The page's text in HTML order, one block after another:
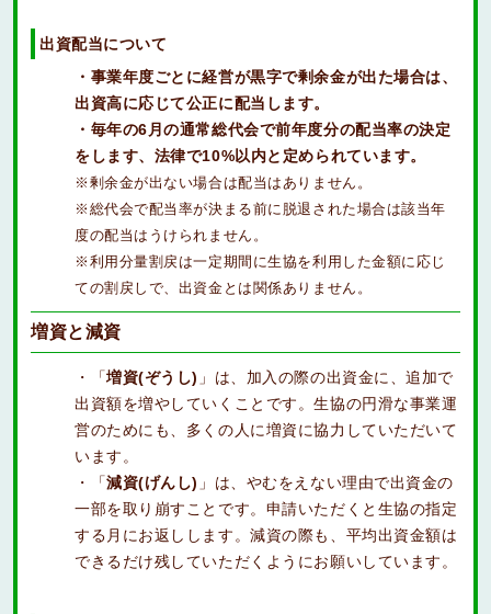
出資配当について
・事業年度ごとに経営が黒字で剰余金が出た場合は、
出資高に応じて公正に配当します。
・毎年の6月の通常総代会で前年度分の配当率の決定
をします、法律で10%以内と定められています。
※剰余金が出ない場合は配当はありません。
※総代会で配当率が決まる前に脱退された場合は該当年
度の配当はうけられません。
※利用分量割戻は一定期間に生協を利用した金額に応じ
ての割戻しで、出資金とは関係ありません。
増資と減資
・「増資(ぞうし) 」は、加入の際の出資金に、追加で
出資額を増やしていくことです。生協の円滑な事業運
営のためにも、多くの人に増資に協力していただいて
います。
・「減資(げんし) 」は、やむをえない理由で出資金の
一部を取り崩すことです。申請いただくと生協の指定
する月にお返しします。減資の際も、平均出資金額は
できるだけ残していただくようにお願いしています。